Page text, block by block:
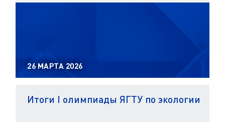
26 МАРТА 2026
Итоги I олимпиады ЯГТУ по экологии